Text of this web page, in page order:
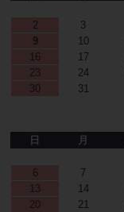
2
3
9
10
16
17
23
24
30
31
日
月
6
7
13
14
20
21